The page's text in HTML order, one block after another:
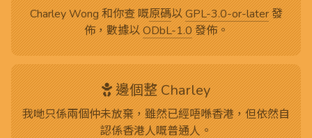
Charley Wong 和你查 嘅原碼以GPL-3.0-or-later發
佈，數據以ODbL-1.0發佈。
邊個整 Charley
我哋只係兩個仲未放棄，雖然已經唔喺香港，但依然自
認係香港人嘅普通人。